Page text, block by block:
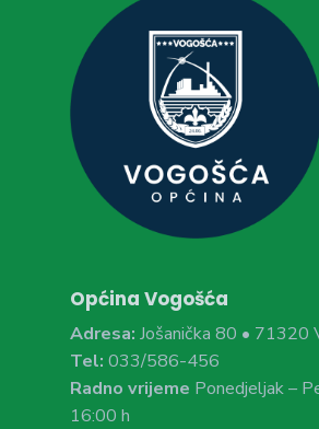
Općina Vogošća
Adresa: Jošanička 80 • 71320
Tel: 033/586-456
Radno vrijeme Ponedjeljak –
16:00 h